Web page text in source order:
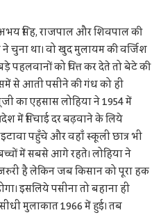
सिंह, राजपाल और शिवपाल की
था। वो खुद मुलायम की वर्जिश
को चित्त कर देते तो बेटे की
से आती पसीने की गंध को ही
का एहसास लोहिया ने 1954 में
में सिंचाई दर बढ़वाने के लिये
पहुँचे और वहाँ स्कूली छात्र भी
में सबसे आगे रहते। लोहिया ने
है लेकिन जब किसान को पूरा हक
इसलिये पसीना तो बहाना ही
मुलाकात 1966 में हुई। तब